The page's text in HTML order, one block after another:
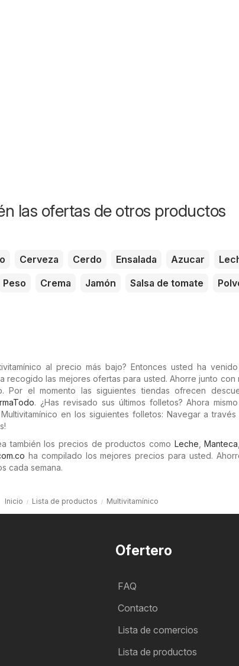
las ofertas de otros productos
Cerveza Cerdo Ensalada Azucar
Peso Crema Jamón Salsa de tomate
al precio más bajo? Entonces usted ha
recogido las mejores ofertas para usted. Ahorre junto con
Por el momento las siguientes tiendas ofrecen
. ¿Has revisado sus últimos folletos? Ahora
en los siguientes folletos: Navegar a
también los precios de productos como Leche,Manteca
ha compilado los mejores precios para usted.
cada semana.
Inicio Lista de productos Multivitamínico
Ofertero
FAQ
Contacto
Lista de comercios
Lista de productos